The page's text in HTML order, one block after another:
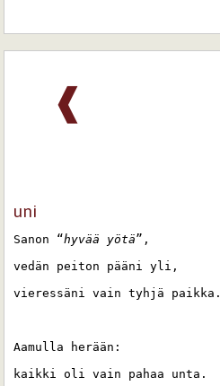
❰
uni
Sanon “hyvää yötä”,
vedän peiton pääni yli,
vieressäni vain tyhjä paikka.
Aamulla herään:
kaikki oli vain pahaa unta.